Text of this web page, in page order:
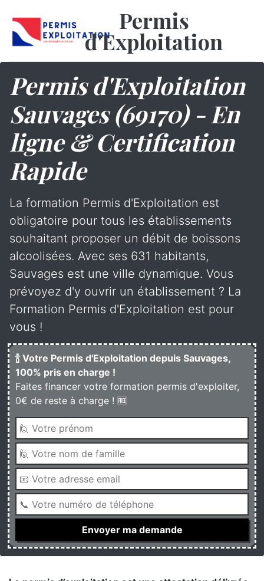
Permis
d'Exploitation
Permis d'Exploitation
Sauvages (69170) - En
ligne & Certification
Rapide
La formation Permis d'Exploitation est
obligatoire pour tous les établissements
souhaitant proposer un débit de boissons
alcoolisées. Avec ses 631 habitants,
Sauvages est une ville dynamique. Vous
prévoyez d'y ouvrir un établissement ? La
Formation Permis d'Exploitation est pour
vous !
🍾 Votre Permis d'Exploitation depuis Sauvages,
100% pris en charge !
Faites financer votre formation permis d'exploiter,
0€ de reste à charge ! 🆓